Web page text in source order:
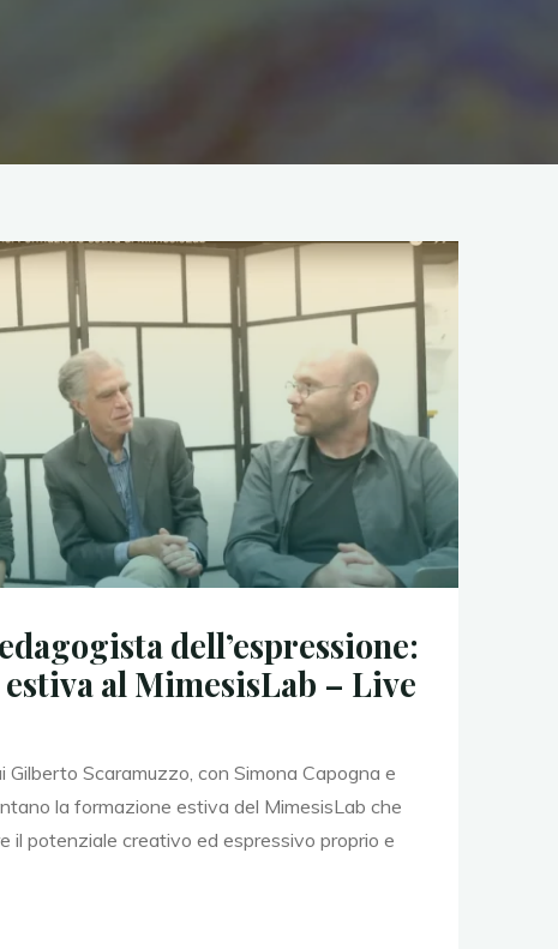
dell’espressione:
al MimesisLab – Live
Gilberto Scaramuzzo, con Simona Capogna e
la formazione estiva del MimesisLab che
il potenziale creativo ed espressivo proprio e